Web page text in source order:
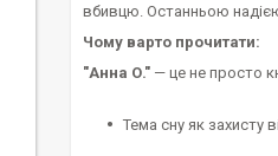
вбивцю. Останньою надією
Чому варто прочитати:
"Анна О." — це не просто
Тема сну як захисту